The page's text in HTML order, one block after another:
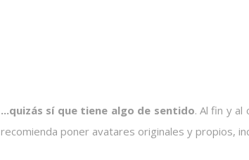
...quizás sí que tiene algo de sentido. Al fin y
recomienda poner avatares originales y propios,